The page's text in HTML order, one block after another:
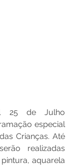
25 de Julho
especial
Crianças. Até
realizadas
aquarela